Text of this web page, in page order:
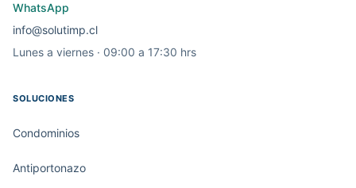
WhatsApp
info@solutimp.cl
Lunes a viernes · 09:00 a 17:30 hrs
SOLUCIONES
Condominios
Antiportonazo